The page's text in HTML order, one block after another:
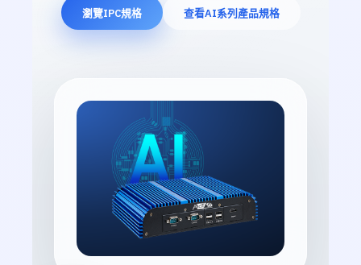
瀏覽IPC規格 查看AI系列產品規格